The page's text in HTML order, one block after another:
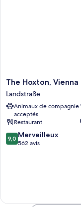
The
Hoxton,
Vienna
Landstraße
The Hoxton, Vienna
Landstraße
Animaux de compagnie
acceptés
Restaurant
9.0
sur
9,0 Merveilleux
562 avis